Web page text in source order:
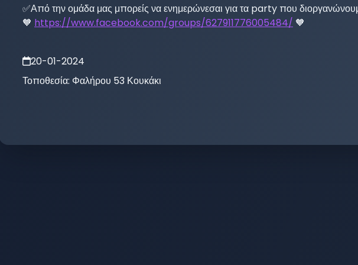
✅Από την ομάδα μας μπορείς να ενημερώνεσαι για τα party που
🧡 https://www.facebook.com/groups/627911776005484/ 🧡
20-01-2024
Τοποθεσία: Φαλήρου 53 Κουκάκι